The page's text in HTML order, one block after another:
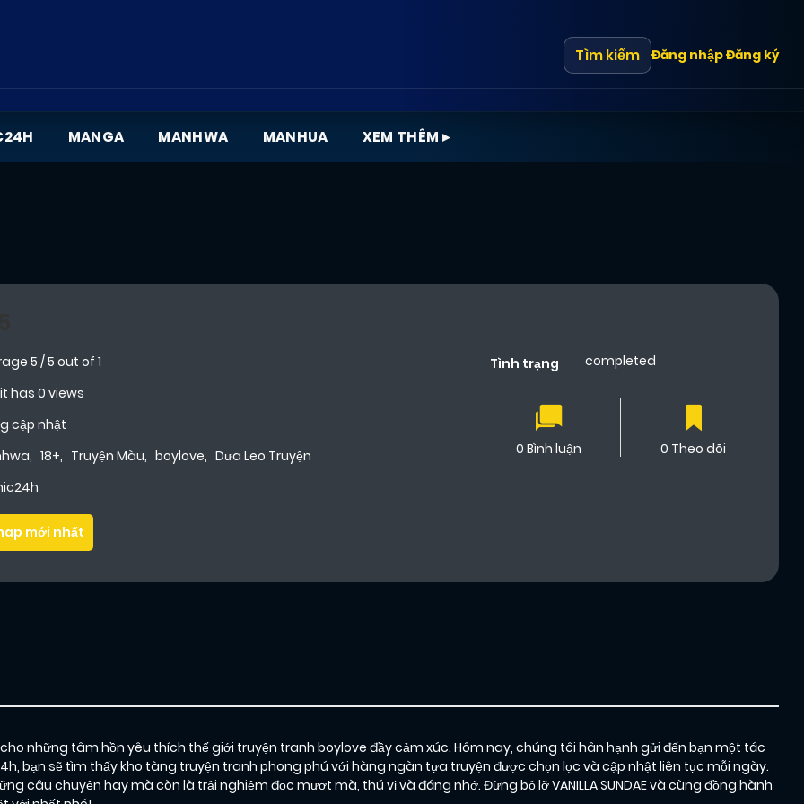
Tìm kiếm Đăng nhậpĐăng ký
MANGA MANHWA MANHUA XEM THÊM ▸
5 /5 out of 1
it has 0 views
cập nhật
, 18+, Truyện Màu, boylove, Dưa Leo Truyện
Tình trạng completed
0 Bình luận 0 Theo dõi
mới nhất
những tâm hồn yêu thích thế giới truyện tranh boylove đầy cảm xúc. Hôm nay, chúng tôi hân hạnh gửi đến bạn một tác
bạn sẽ tìm thấy kho tàng truyện tranh phong phú với hàng ngàn tựa truyện được chọn lọc và cập nhật liên tục mỗi ngày.
câu chuyện hay mà còn là trải nghiệm đọc mượt mà, thú vị và đáng nhớ. Đừng bỏ lỡ VANILLA SUNDAE và cùng đồng hành